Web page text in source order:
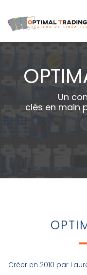
Un
clés en main
Créer en 2010 par